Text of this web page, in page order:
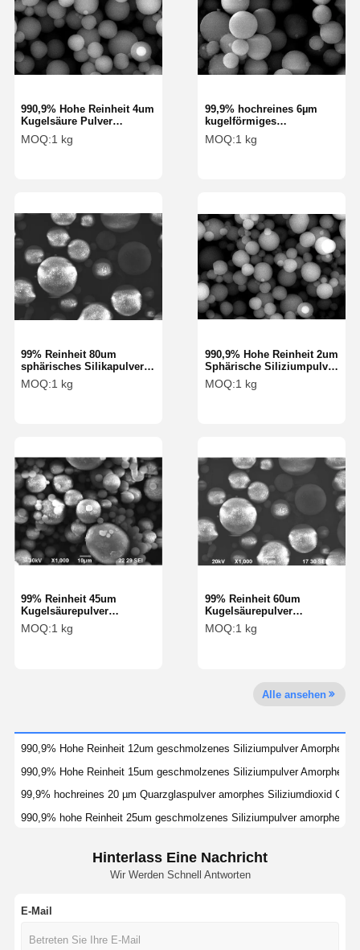
Startseite Produkte Über Uns Fabrik Tour
Qualitätskont
Referenzen
Silica-Nanosphären
Silica-Mikrosphären-Kosmetik
Quarzglaspulver
99,9% hochreines 6µm
kugelförmiges
Silikapulver Silikakugel
Mikrokügelchen für
MOQ:1 kg
990,9% Hohe Reinheit 4um
Kugelsäure Pulver
Silizium Kugel
Mikrosphäre für Kosmetik
MOQ:1 kg
990,9% Hohe Reinheit 2um
Sphärische Siliziumpulver
Siliziumsphäre
Mikrosphäre für Kosmetik
MOQ:1 kg
99% Reinheit 80um
sphärisches Silikapulver
Silikakugel-Mikrosphäre
SS-D-Serie
MOQ:1 kg
99% Reinheit 60um
Kugelsäurepulver
Siliziumkugel
Mikrosphäre SS-D-Serie
MOQ:1 kg
99% Reinheit 45um
Kugelsäurepulver
Siliziumkugel
Mikrosphäre SS-D-Serie
MOQ:1 kg
Alle ansehen
990,9% Hohe Reinheit 12um geschmolzenes Siliziumpulver Amorphes
990,9% Hohe Reinheit 15um geschmolzenes Siliziumpulver Amorphes
99,9% hochreines 20 µm Quarzglaspulver amorphes Siliziumdioxid
990,9% hohe Reinheit 25um geschmolzenes Siliziumpulver amorphes
99,8% Reinheit 2µm Schmelzquarzpulver amorphes Siliziumdioxid
990,8% Reinheit 15um geschmolzenes Siliziumpulver amorphes
99,8% Reinheit 20 µm Schmelzquarzpulver amorphes Siliziumdioxid
Hinterlass Eine Nachricht
Wir Werden Schnell Antworten
E-Mail